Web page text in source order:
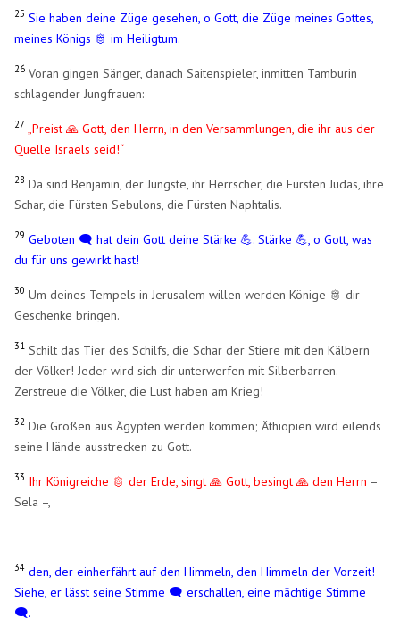
25 Sie haben deine Züge gesehen, o Gott, die Züge meines Gottes,
meines Königs 🫅 im Heiligtum.
26 Voran gingen Sänger, danach Saitenspieler, inmitten Tamburin
schlagender Jungfrauen:
27
„Preist 🙏 Gott, den Herrn, in den Versammlungen, die ihr aus der
Quelle Israels seid!“
28 Da sind Benjamin, der Jüngste, ihr Herrscher, die Fürsten Judas, ihre
Schar, die Fürsten Sebulons, die Fürsten Naphtalis.
29 Geboten 🗨️ hat dein Gott deine Stärke 💪. Stärke 💪, o Gott, was
du für uns gewirkt hast!
30 Um deines Tempels in Jerusalem willen werden Könige 🫅 dir
Geschenke bringen.
31 Schilt das Tier des Schilfs, die Schar der Stiere mit den Kälbern
der Völker! Jeder wird sich dir unterwerfen mit Silberbarren.
Zerstreue die Völker, die Lust haben am Krieg!
32 Die Großen aus Ägypten werden kommen; Äthiopien wird eilends
seine Hände ausstrecken zu Gott.
33 Ihr Königreiche 🫅 der Erde, singt 🙏 Gott, besingt 🙏 den Herrn –
Sela –,
34 den, der einherfährt auf den Himmeln, den Himmeln der Vorzeit!
Siehe, er lässt seine Stimme 🗨️ erschallen, eine mächtige Stimme
🗨️.